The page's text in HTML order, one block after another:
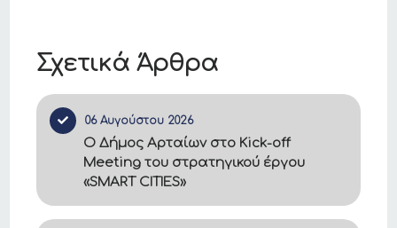
Σχετικά Άρθρα
06 Αυγούστου 2026
Ο Δήμος Αρταίων στο Kick-off
Meeting του στρατηγικού έργου
«SMART CITIES»